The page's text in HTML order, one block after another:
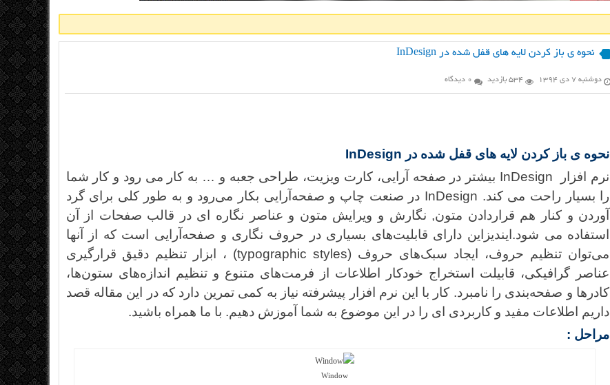
نحوه ی باز کردن لایه های قفل شده در InDesign
دوشنبه ۷ دی ۱۳۹۴ 534 بازدید 0 دیدگاه
نحوه ی باز کردن لایه های قفل شده در InDesign
نرم افزار InDesign بیشتر در صفحه آرایی، کارت ویزیت، طراحی جعبه و … به کار می رود و کار شما
را بسیار راحت می کند. InDesign در صنعت چاپ و صفحه‌آرایی بکار می‌رود و به طور کلی برای گرد
آوردن و کنار هم قراردادن متون, نگارش و ویرایش متون و عناصر نگاره ‌ای در قالب صفحات از آن
استفاده می شود.ایندیزاین دارای قابلیت‌های بسیاری در حروف‌ نگاری و صفحه‌آرایی است که از آنها
می‌توان تنظیم حروف، ایجاد سبک‌های حروف (typographic styles) ، ابزار تنظیم دقیق قرارگیری
عناصر گرافیکی، قابیلت استخراج خودکار اطلاعات از فرمت‌های متنوع و تنظیم اندازه‌های ستون‌ها،
کادرها و صفحه‌بندی را نامبرد. کار با این نرم افزار پیشرفته نیاز به کمی تمرین دارد که در این مقاله قصد
داریم اطلاعات مفید و کاربردی ای را در این موضوع به شما آموزش دهیم. با ما همراه باشید.
مراحل :
Window